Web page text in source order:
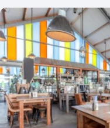
Aantal zalen
1 - 5 zalen
6 - 10 zalen
10 of meer zalen
Aantal personen
1 - 50 personen